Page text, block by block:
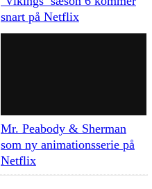
snart på Netflix
Mr. Peabody & Sherman
som ny animationsserie på
Netflix